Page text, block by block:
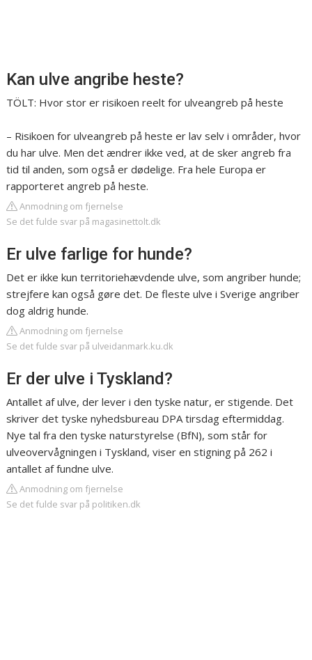
Kan ulve angribe heste?
TÖLT: Hvor stor er risikoen reelt for ulveangreb på heste
– Risikoen for ulveangreb på heste er lav selv i områder, hvor
du har ulve. Men det ændrer ikke ved, at de sker angreb fra
tid til anden, som også er dødelige. Fra hele Europa er
rapporteret angreb på heste.
Anmodning om fjernelse
Se det fulde svar på magasinettolt.dk
Er ulve farlige for hunde?
Det er ikke kun territoriehævdende ulve, som angriber hunde;
strejfere kan også gøre det. De fleste ulve i Sverige angriber
dog aldrig hunde.
Anmodning om fjernelse
Se det fulde svar på ulveidanmark.ku.dk
Er der ulve i Tyskland?
Antallet af ulve, der lever i den tyske natur, er stigende. Det
skriver det tyske nyhedsbureau DPA tirsdag eftermiddag.
Nye tal fra den tyske naturstyrelse (BfN), som står for
ulveovervågningen i Tyskland, viser en stigning på 262 i
antallet af fundne ulve.
Anmodning om fjernelse
Se det fulde svar på politiken.dk